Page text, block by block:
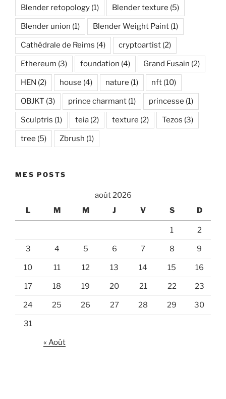
Blender retopology (1) Blender texture (5)
Blender union (1) Blender Weight Paint (1)
Cathédrale de Reims (4) cryptoartist (2)
Ethereum (3) foundation (4) Grand Fusain (2)
HEN (2) house (4) nature (1) nft (10)
OBJKT (3) prince charmant (1) princesse (1)
Sculptris (1) teia (2) texture (2) Tezos (3)
tree (5) Zbrush (1)
MES POSTS
août 2026
L
M M J V S D
1 2
3 4 5 6 7 8 9
10 11 12 13 14 15 16
17 18 19 20 21 22 23
24 25 26 27 28 29 30
31
« Août